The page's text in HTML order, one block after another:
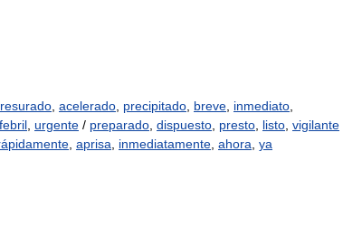
, acelerado, precipitado, breve, inmediato,
febril, urgente / preparado, dispuesto, presto, listo, vigilante
, aprisa, inmediatamente, ahora, ya